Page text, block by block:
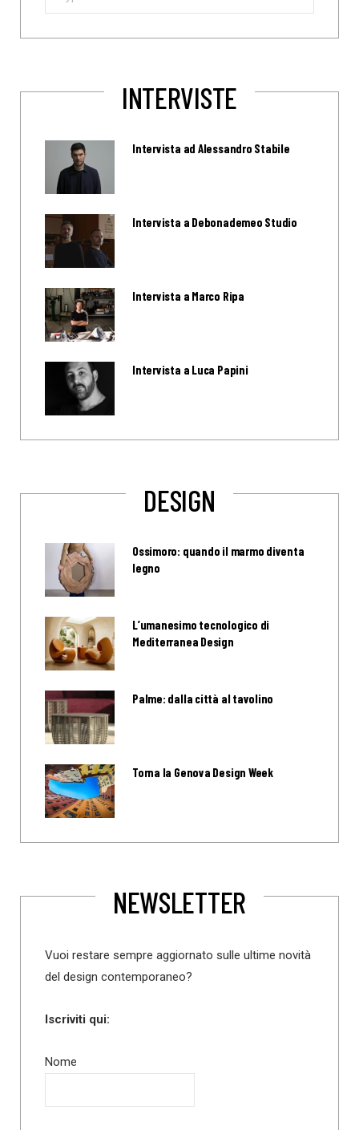
INTERVISTE
Intervista ad Alessandro Stabile
Intervista a Debonademeo Studio
Intervista a Marco Ripa
Intervista a Luca Papini
DESIGN
Ossimoro: quando il marmo diventa
legno
L’umanesimo tecnologico di
Mediterranea Design
Palme: dalla città al tavolino
Torna la Genova Design Week
NEWSLETTER
Vuoi restare sempre aggiornato sulle ultime novità
del design contemporaneo?
Iscriviti qui:
Nome